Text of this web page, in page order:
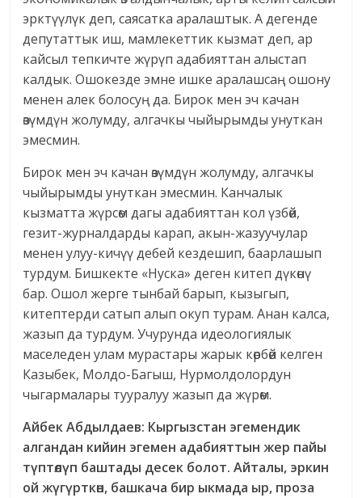
эрктүүлүк деп, саясатка аралаштык. А дегенде
депутаттык иш, мамлекеттик кызмат деп, ар
кайсыл тепкичте жүрүп адабияттан алыстап
калдык. Ошокезде эмне ишке аралашсаң ошону
менен алек болосуң да. Бирок мен эч качан
өзүмдүн жолумду, алгачкы чыйырымды унуткан
эмесмин.
Бирок мен эч качан өзүмдүн жолумду, алгачкы
чыйырымды унуткан эмесмин. Канчалык
кызматта жүрсөм дагы адабияттан кол үзбөй,
гезит-журналдарды карап, акын-жазуучулар
менен улуу-кичүү дебей кездешип, баарлашып
турдум. Бишкекте «Нуска» деген китеп дүкөнү
бар. Ошол жерге тынбай барып, кызыгып,
китептерди сатып алып окуп турам. Анан калса,
жазып да турдум. Учурунда идеологиялык
маселеден улам мурастары жарык көрбөй келген
Казыбек, Молдо-Багыш, Нурмолдолордун
чыгармалары тууралуу жазып да жүрөм.
Айбек Абдылдаев: Кыргызстан эгемендик
алгандан кийин эгемен адабияттын жер пайы
түптөлүп баштады десек болот. Айталы, эркин
ой жүгүрткөн, башкача бир ыкмада ыр, проза